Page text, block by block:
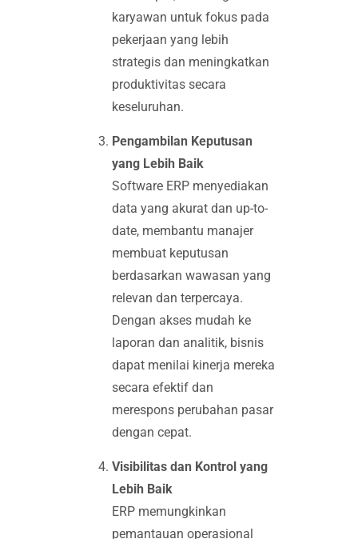
karyawan untuk fokus pada
pekerjaan yang lebih
strategis dan meningkatkan
produktivitas secara
keseluruhan.
Pengambilan Keputusan
yang Lebih Baik
Software ERP menyediakan
data yang akurat dan up-to-
date, membantu manajer
membuat keputusan
berdasarkan wawasan yang
relevan dan terpercaya.
Dengan akses mudah ke
laporan dan analitik, bisnis
dapat menilai kinerja mereka
secara efektif dan
merespons perubahan pasar
dengan cepat.
Visibilitas dan Kontrol yang
Lebih Baik
ERP memungkinkan
pemantauan operasional